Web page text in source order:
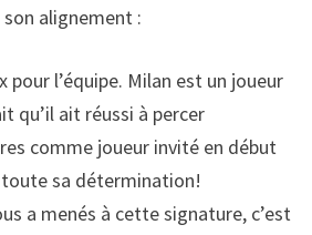
son alignement :
pour l’équipe. Milan est un joueur
qu’il ait réussi à percer
comme joueur invité en début
sa détermination!
a menés à cette signature, c’est